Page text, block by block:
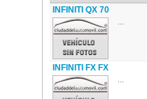
INFINITI QX 70
INFINITI FX FX